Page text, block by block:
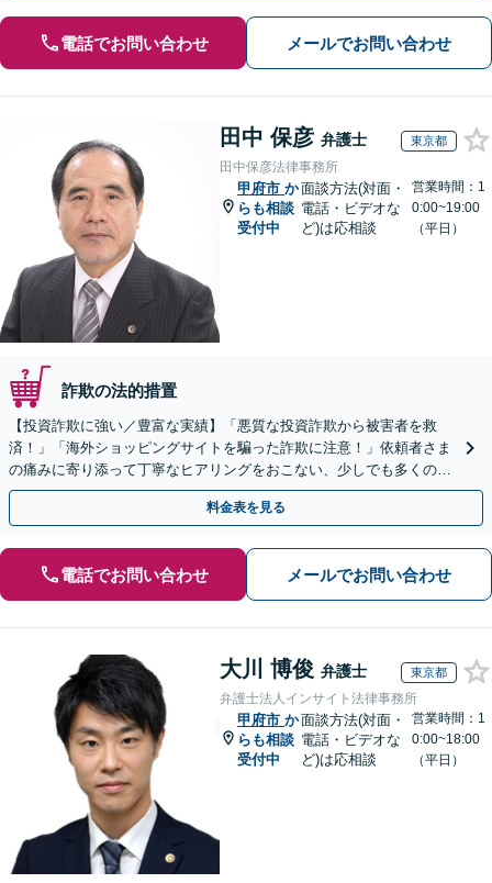
電話でお問い合わせ メールでお問い合わせ
田中 保彦 弁護士 東京都
田中保彦法律事務所
甲府市 か
らも相談
受付中
面談方法(対面・
電話・ビデオな
ど)は応相談
営業時間：1
0:00~19:00
（平日）
詐欺の法的措置
【投資詐欺に強い／豊富な実績】「悪質な投資詐欺から被害者を救
済！」「海外ショッピングサイトを騙った詐欺に注意！」依頼者さま
の痛みに寄り添って丁寧なヒアリングをおこない、少しでも多くの返
金が得られるよう尽力します！
料金表を見る
電話でお問い合わせ メールでお問い合わせ
大川 博俊 弁護士 東京都
弁護士法人インサイト法律事務所
甲府市 か
らも相談
受付中
面談方法(対面・
電話・ビデオな
ど)は応相談
営業時間：1
0:00~18:00
（平日）